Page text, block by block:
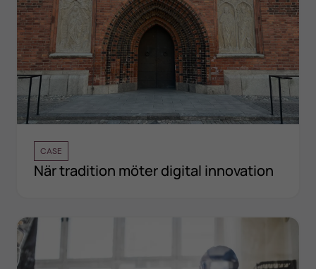
CASE
När tradition möter digital innovation